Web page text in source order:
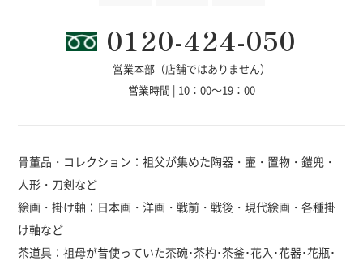
0120-424-050
営業本部（店舗ではありません）
営業時間 | 10：00～19：00
骨董品・コレクション：祖父が集めた陶器・壷・置物・鎧兜・
人形・刀剣など
絵画・掛け軸：日本画・洋画・戦前・戦後・現代絵画・各種掛
け軸など
茶道具：祖母が昔使っていた茶碗･茶杓･茶釜･花入･花器･花瓶･